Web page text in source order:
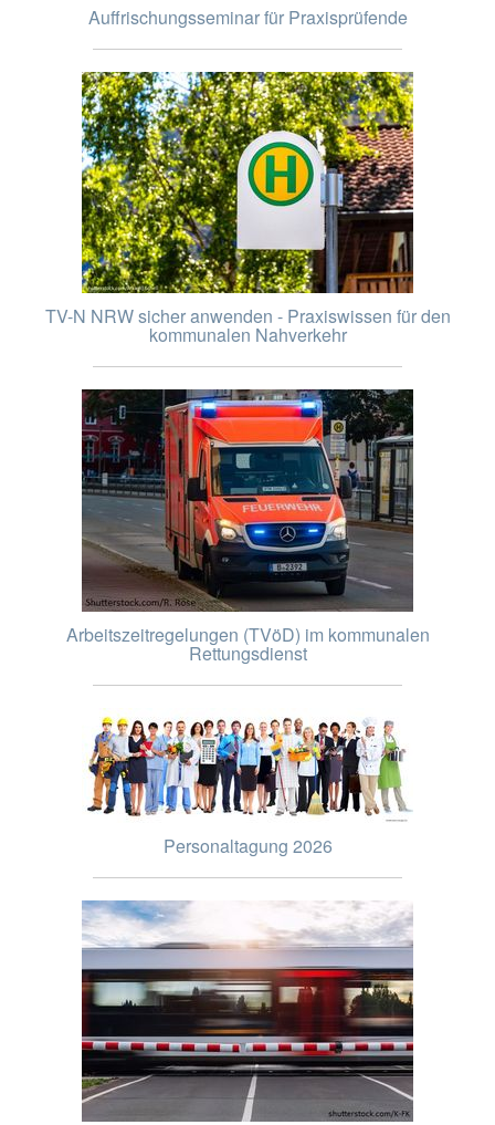
Auffrischungsseminar für Praxisprüfende
TV-N NRW sicher anwenden - Praxiswissen für den
kommunalen Nahverkehr
Arbeitszeitregelungen (TVöD) im kommunalen
Rettungsdienst
Personaltagung 2026